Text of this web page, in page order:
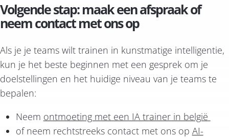
Volgende stap: maak een afspraak of
neem contact met ons op
Als je je teams wilt trainen in kunstmatige intelligentie,
kun je het beste beginnen met een gesprek om je
doelstellingen en het huidige niveau van je teams te
bepalen:
Neem ontmoeting met een IA trainer in belgië
of neem rechtstreeks contact met ons op AI-